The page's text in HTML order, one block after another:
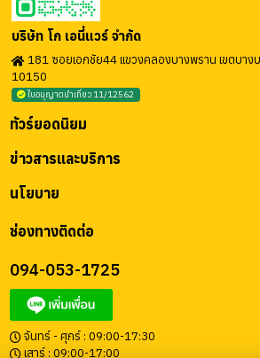
บริษัท โก เอนี่แวร์ จำกัด
181 ซอยเอกชัย44 แขวงคลองบางพราน เขตบาง
10150
ใบอนุญาตนำเที่ยว 11/12562
ช่องทางติดต่อ
094-053-1725
จันทร์ - ศุกร์ : 09:00-17:30
เสาร์ : 09:00-17:00
นโยบาย
ข่าวสารและบริการ
ทัวร์ยอดนิยม